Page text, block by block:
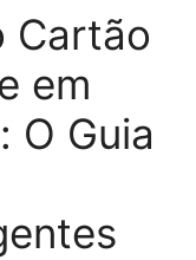
Cartão
em
O Guia